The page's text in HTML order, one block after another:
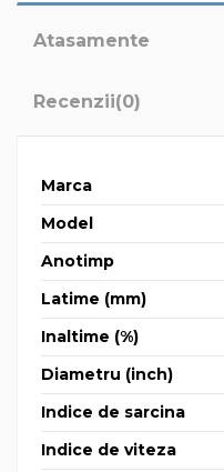
Atasamente
Recenzii(0)
Marca
Model
Anotimp
Latime (mm)
Inaltime (%)
Diametru (inch)
Indice de sarcina
Indice de viteza